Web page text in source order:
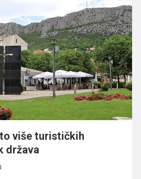
više turističkih
država